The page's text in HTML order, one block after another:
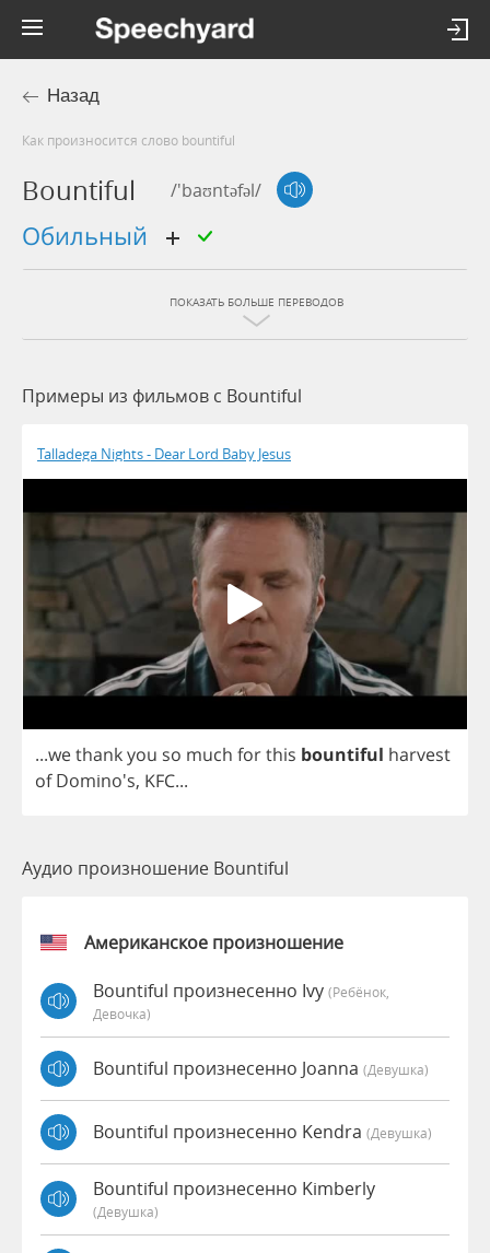
Назад
Как произносится слово bountiful
Bountiful /'baʊntəfəl/
обильный
ПОКАЗАТЬ БОЛЬШЕ ПЕРЕВОДОВ
Примеры из фильмов c Bountiful
Talladega Nights - Dear Lord Baby Jesus
...wethankyou so much forthis bountiful harvest
ofDomino's, KFC...
Аудио произношение Bountiful
Американское произношение
Bountiful произнесенно Ivy (Ребёнок,
Девочка)
Bountiful произнесенно Joanna (девушка)
Bountiful произнесенно Kendra (девушка)
Bountiful произнесенно Kimberly
(девушка)